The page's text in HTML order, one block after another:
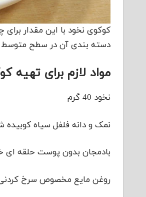
کوکوی نخود با این مقدار
دسته بندی آن در سطح
مواد لازم برای تهیه
نخود 40 گرم
نمک و دانه فلفل سیاه کوبیده
بادمجان بدون پوست حلقه ای
روغن مایع مخصوص سرخ کردنی